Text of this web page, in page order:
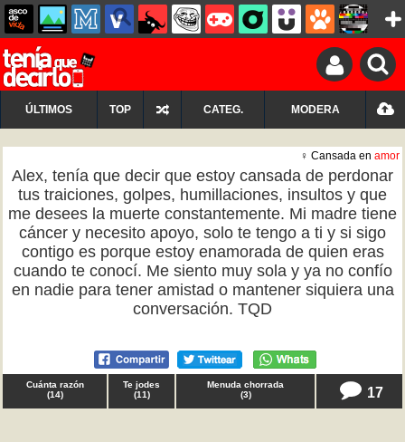
ÚLTIMOS TOP CATEG. MODERA
♀ Cansada en amor
Alex, tenía que decir que estoy cansada de perdonar
tus traiciones, golpes, humillaciones, insultos y que
me desees la muerte constantemente. Mi madre tiene
cáncer y necesito apoyo, solo te tengo a ti y si sigo
contigo es porque estoy enamorada de quien eras
cuando te conocí. Me siento muy sola y ya no confío
en nadie para tener amistad o mantener siquiera una
conversación. TQD
Cuánta razón
(14)
Te jodes
(11)
Menuda chorrada
(3) 17